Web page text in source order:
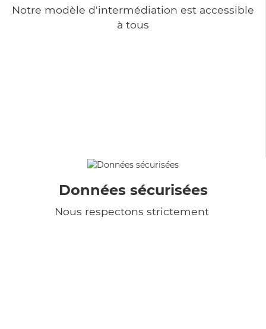
Notre modèle d'intermédiation est accessible
à tous
Données sécurisées
Nous respectons strictement